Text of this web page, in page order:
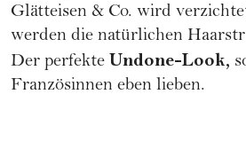
Glätteisen & Co. wird
werden die natürlichen
Der perfekte Undone-Look,
Französinnen eben lieben.